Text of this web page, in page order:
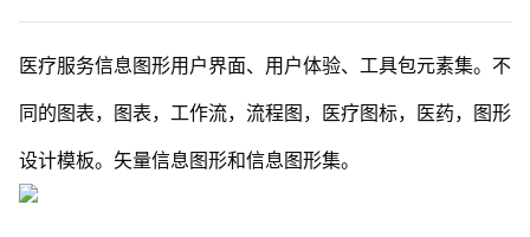
医疗服务信息图形用户界面、用户体验、工具包元素集。不
同的图表，图表，工作流，流程图，医疗图标，医药，图形
设计模板。矢量信息图形和信息图形集。